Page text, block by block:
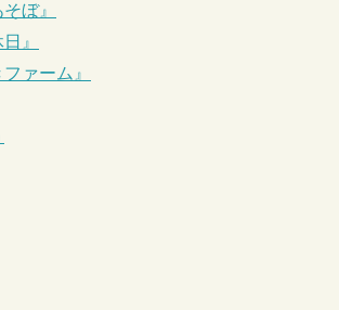
ぼ』
』
ァーム』